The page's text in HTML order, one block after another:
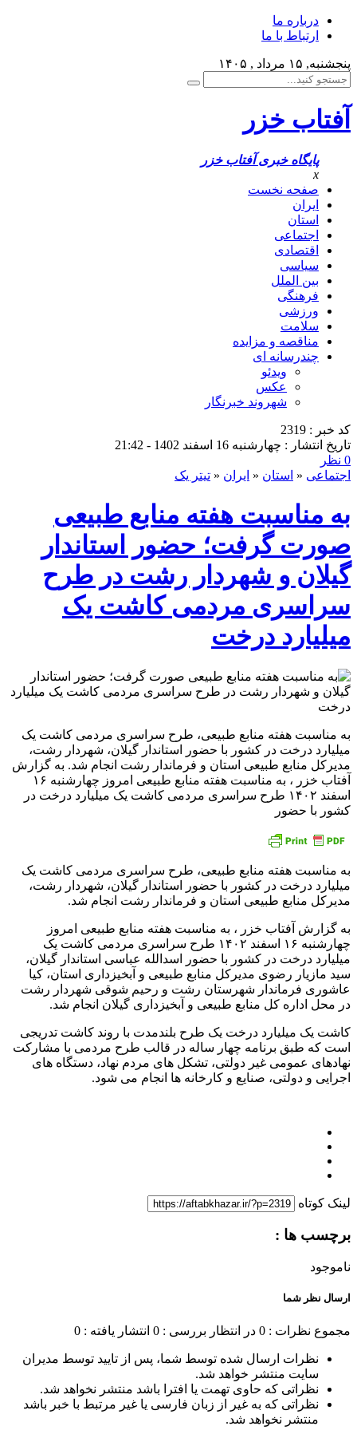
درباره ما
ارتباط با ما
پنجشنبه, ۱۵ مرداد , ۱۴۰۵
آفتاب خزر
پایگاه خبری آفتاب خزر
x
صفحه نخست
ایران
استان
اجتماعی
اقتصادی
سیاسی
بین الملل
فرهنگی
ورزشی
سلامت
مناقصه و مزایده
چندرسانه ای
ویدئو
عکس
شهروند خبرنگار
کد خبر : 2319
تاریخ انتشار : چهارشنبه 16 اسفند 1402 - 21:42
0 نظر
اجتماعی « استان « ایران « تیتر یک
به مناسبت هفته منابع طبیعی
صورت گرفت؛ حضور استاندار
گیلان و شهردار رشت در طرح
سراسری مردمی کاشت یک
میلیارد درخت
به مناسبت هفته منابع طبیعی، طرح سراسری مردمی کاشت یک
میلیارد درخت در کشور با حضور استاندار گیلان، شهردار رشت،
مدیرکل منابع طبیعی استان و فرماندار رشت انجام شد. به گزارش
آفتاب خزر ، به مناسبت هفته منابع طبیعی امروز چهارشنبه ۱۶
اسفند ۱۴۰۲ طرح سراسری مردمی کاشت یک میلیارد درخت در
کشور با حضور
به مناسبت هفته منابع طبیعی، طرح سراسری مردمی کاشت یک
میلیارد درخت در کشور با حضور استاندار گیلان، شهردار رشت،
مدیرکل منابع طبیعی استان و فرماندار رشت انجام شد.
به گزارش آفتاب خزر ، به مناسبت هفته منابع طبیعی امروز
چهارشنبه ۱۶ اسفند ۱۴۰۲ طرح سراسری مردمی کاشت یک
میلیارد درخت در کشور با حضور اسدالله عباسی استاندار گیلان،
سید مازیار رضوی مدیرکل منابع طبیعی و آبخیزداری استان، کیا
عاشوری فرماندار شهرستان رشت و رحیم شوقی شهردار رشت
در محل اداره کل منابع طبیعی و آبخیزداری گیلان انجام شد.
کاشت یک میلیارد درخت یک طرح بلندمدت با روند کاشت تدریجی
است که طبق برنامه چهار ساله در قالب طرح مردمی با مشارکت
نهادهای عمومی غیر دولتی، تشکل های مردم نهاد، دستگاه های
اجرایی و دولتی، صنایع و کارخانه ها انجام می شود.
لینک کوتاه
برچسب ها :
ناموجود
ارسال نظر شما
مجموع نظرات : 0 در انتظار بررسی : 0 انتشار یافته : 0
نظرات ارسال شده توسط شما، پس از تایید توسط مدیران
سایت منتشر خواهد شد.
نظراتی که حاوی تهمت یا افترا باشد منتشر نخواهد شد.
نظراتی که به غیر از زبان فارسی یا غیر مرتبط با خبر باشد
منتشر نخواهد شد.